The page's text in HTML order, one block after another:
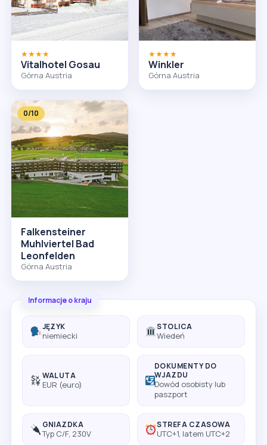
★★★★
Vitalhotel Gosau
Górna Austria
★★★★
Winkler
Górna Austria
0/10
Falkensteiner
Muhlviertel Bad
Leonfelden
Górna Austria
Informacje o kraju
JĘZYK
niemiecki
STOLICA
Wiedeń
WALUTA
EUR (euro)
DOKUMENTY DO
WJAZDU
Dowód osobisty lub
paszport
GNIAZDKA
Typ C/F, 230V
STREFA CZASOWA
UTC+1, latem UTC+2